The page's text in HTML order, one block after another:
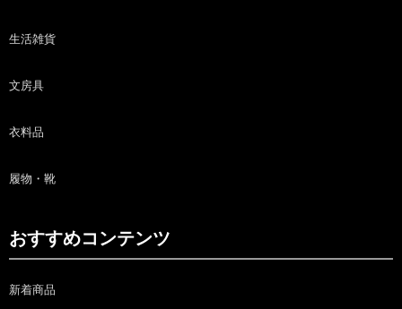
生活雑貨
文房具
衣料品
履物・靴
おすすめコンテンツ
新着商品